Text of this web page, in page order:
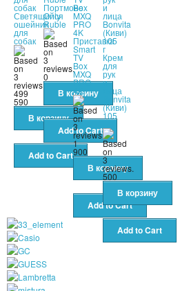
Светящийся
ошейник
для
собак
499
590
Портмоне
Only
Ruble
0
Приставка
Smart
TV
Box
MXQ
PRO
4K
1
900
Крем
для
рук
и
лица
Bonvita
(Киви)
105
г
500